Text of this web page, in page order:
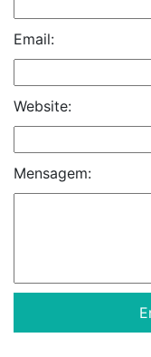
Email:
Website:
Mensagem: